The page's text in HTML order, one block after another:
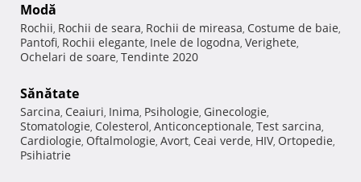
Modă
Rochii, Rochii de seara, Rochii de mireasa, Costume de baie,
Pantofi, Rochii elegante, Inele de logodna, Verighete,
Ochelari de soare, Tendinte 2020
Sănătate
Sarcina, Ceaiuri, Inima, Psihologie, Ginecologie,
Stomatologie, Colesterol, Anticonceptionale, Test sarcina,
Cardiologie, Oftalmologie, Avort, Ceai verde, HIV, Ortopedie,
Psihiatrie